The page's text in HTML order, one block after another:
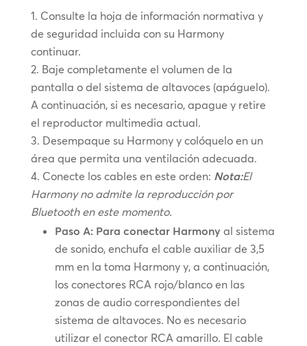
Consulte la hoja de información normativa y
de seguridad incluida con su Harmony
continuar.
Baje completamente el volumen de la
pantalla o del sistema de altavoces (apáguelo).
A continuación, si es necesario, apague y retire
el reproductor multimedia actual.
Desempaque su Harmony y colóquelo en un
área que permita una ventilación adecuada.
Conecte los cables en este orden: Nota:El
Harmony no admite la reproducción por
Bluetooth en este momento.
Paso A: Para conectar Harmony al sistema
de sonido, enchufa el cable auxiliar de 3,5
mm en la toma Harmony y, a continuación,
los conectores RCA rojo/blanco en las
zonas de audio correspondientes del
sistema de altavoces. No es necesario
utilizar el conector RCA amarillo. El cable